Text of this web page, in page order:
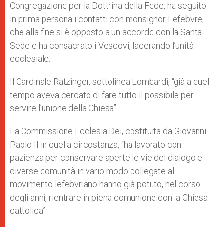
Congregazione per la Dottrina della Fede, ha seguito
in prima persona i contatti con monsignor Lefebvre,
che alla fine si è opposto a un accordo con la Santa
Sede e ha consacrato i Vescovi, lacerando l’unità
ecclesiale.
Il Cardinale Ratzinger, sottolinea Lombardi, “già a quel
tempo aveva cercato di fare tutto il possibile per
servire l’unione della Chiesa”.
La Commissione Ecclesia Dei, costituita da Giovanni
Paolo II in quella circostanza, “ha lavorato con
pazienza per conservare aperte le vie del dialogo e
diverse comunità in vario modo collegate al
movimento lefebvriano hanno già potuto, nel corso
degli anni, rientrare in piena comunione con la Chiesa
cattolica”.